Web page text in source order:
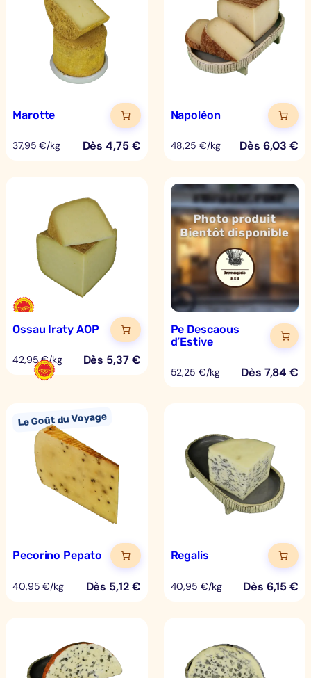
Marotte
37,95 €/kg Dès4,75€
Napoléon
48,25 €/kg Dès 6,03€
Ossau Iraty AOP
42,95 €/kg Dès 5,37€
Pe Descaous
d’Estive
52,25 €/kg Dès 7,84€
Pecorino Pepato
40,95 €/kg Dès 5,12€
Regalis
40,95 €/kg Dès 6,15€